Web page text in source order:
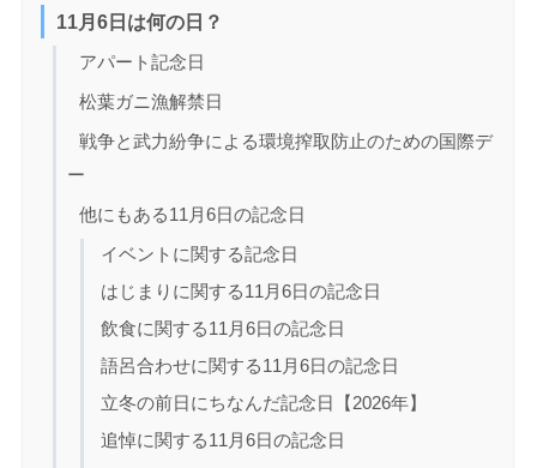
11月6日は何の日？
アパート記念日
松葉ガニ漁解禁日
戦争と武力紛争による環境搾取防止のための国際デ
ー
他にもある11月6日の記念日
イベントに関する記念日
はじまりに関する11月6日の記念日
飲食に関する11月6日の記念日
語呂合わせに関する11月6日の記念日
立冬の前日にちなんだ記念日【2026年】
追悼に関する11月6日の記念日